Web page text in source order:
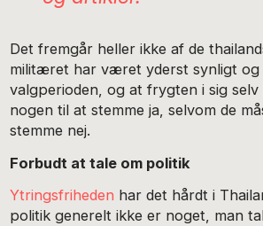
Det fremgår heller ikke af de
militæret har været yderst synligt
valgperioden, og at frygten i sig selv
nogen til at stemme ja, selvom de
stemme nej.
Forbudt at tale om politik
Ytringsfriheden har det hårdt i
politik generelt ikke er noget, man